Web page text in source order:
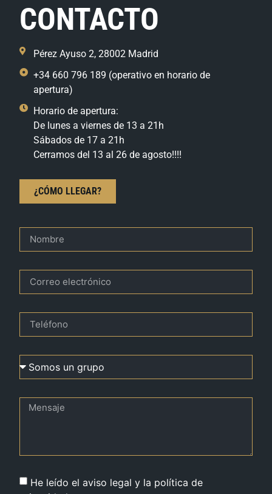
CONTACTO
Pérez Ayuso 2, 28002 Madrid
+34 660 796 189 (operativo en horario de
apertura)
Horario de apertura:
De lunes a viernes de 13 a 21h
Sábados de 17 a 21h
Cerramos del 13 al 26 de agosto!!!!
¿CÓMO LLEGAR?
He leído el aviso legal y la política de